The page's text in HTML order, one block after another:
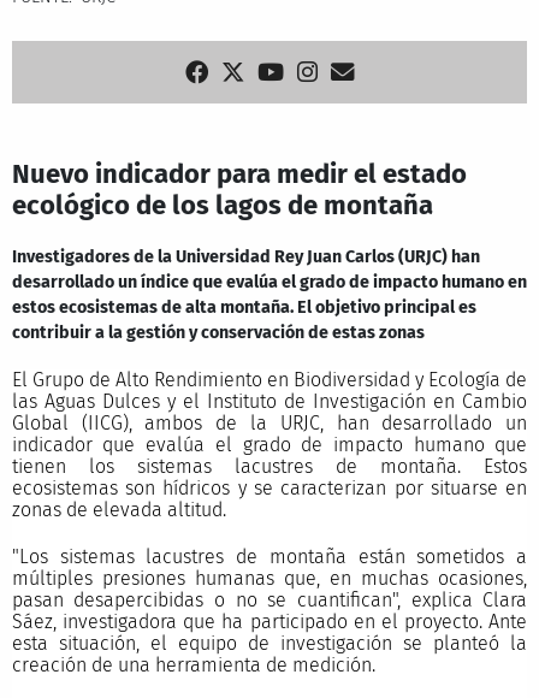
Nuevo indicador para medir el estado
ecológico de los lagos de montaña
Investigadores de la Universidad Rey Juan Carlos (URJC) han
desarrollado un índice que evalúa el grado de impacto humano en
estos ecosistemas de alta montaña. El objetivo principal es
contribuir a la gestión y conservación de estas zonas
El Grupo de Alto Rendimiento en Biodiversidad y Ecología de
las Aguas Dulces y el Instituto de Investigación en Cambio
Global (IICG), ambos de la URJC, han desarrollado un
indicador que evalúa el grado de impacto humano que
tienen los sistemas lacustres de montaña. Estos
ecosistemas son hídricos y se caracterizan por situarse en
zonas de elevada altitud.
"Los sistemas lacustres de montaña están sometidos a
múltiples presiones humanas que, en muchas ocasiones,
pasan desapercibidas o no se cuantifican", explica Clara
Sáez, investigadora que ha participado en el proyecto. Ante
esta situación, el equipo de investigación se planteó la
creación de una herramienta de medición.